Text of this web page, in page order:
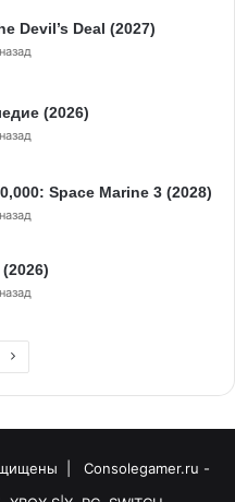
Devil’s Deal (2027)
(2026)
Space Marine 3 (2028)
|
Consolegamer.ru -